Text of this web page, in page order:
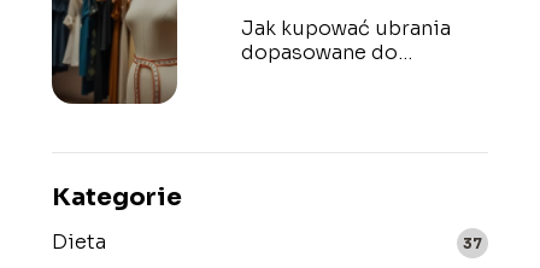
Jak kupować ubrania
dopasowane do
Kategorie
Dieta 37